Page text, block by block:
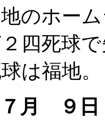
のホー
四死球
は福地。
月 ９日